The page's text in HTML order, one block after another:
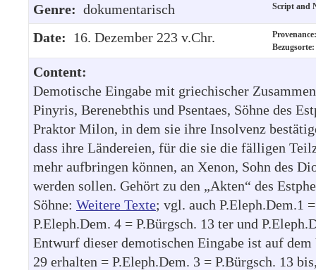
Genre: dokumentarisch Script and
Date: 16. Dezember 223 v.Chr.
Content:
Demotische Eingabe mit griechischer
Pinyris, Berenebthis und Psentaes, Söhne des
Praktor Milon, in dem sie ihre Insolvenz
dass ihre Ländereien, für die sie die fälligen
mehr aufbringen können, an Xenon, Sohn des
werden sollen. Gehört zu den „Akten“ des
Söhne: Weitere Texte; vgl. auch P.Eleph.Dem.1
P.Eleph.Dem. 4 = P.Bürgsch. 13 ter und
Entwurf dieser demotischen Eingabe ist auf dem
29 erhalten = P.Eleph.Dem. 3 = P.Bürgsch. 13